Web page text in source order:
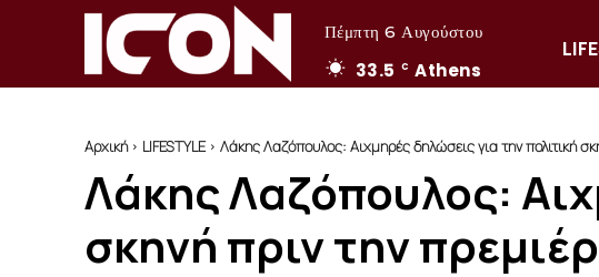
Πέμπτη 6 Αυγούστου
33.5 C Athens
Αρχική LIFESTYLE Λάκης Λαζόπουλος: Αιχμηρές δηλώσεις για την πολιτική
Λάκης Λαζόπουλος:
σκηνή πριν την